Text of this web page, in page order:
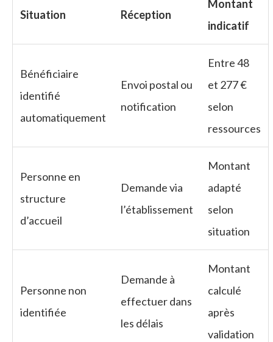
Situation Réception
Montant
indicatif
Bénéficiaire
identifié
automatiquement
Envoi postal ou
notification
Entre 48
et 277 €
selon
ressources
Personne en
structure
d’accueil
Demande via
l’établissement
Montant
adapté
selon
situation
Personne non
identifiée
Demande à
effectuer dans
les délais
Montant
calculé
après
validation